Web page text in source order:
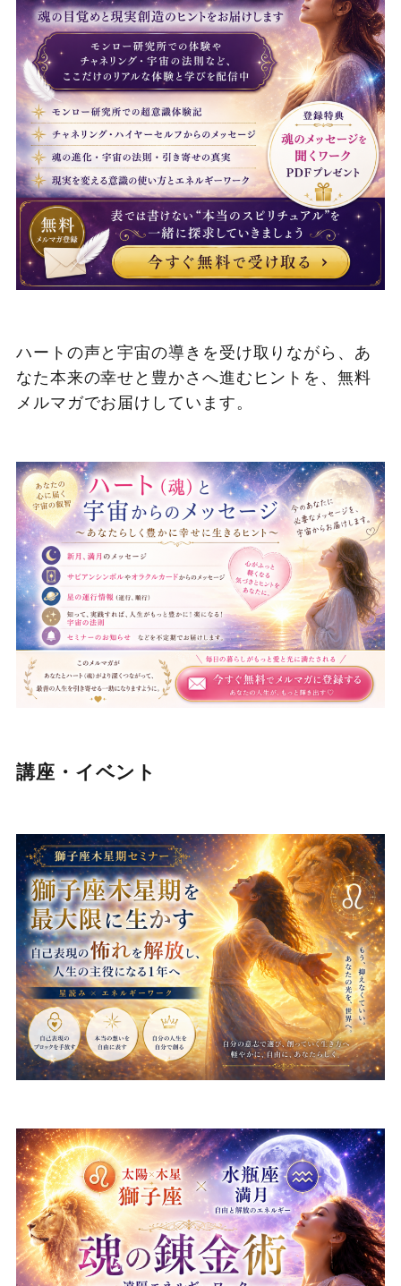
ハートの声と宇宙の導きを受け取りながら、あ
なた本来の幸せと豊かさへ進むヒントを、無料
メルマガでお届けしています。
講座・イベント